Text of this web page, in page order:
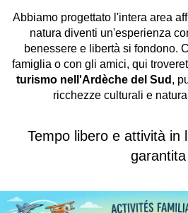
Abbiamo progettato l'intera area
natura diventi un'esperienza
benessere e libertà si fondono.
famiglia o con gli amici, qui
turismo nell'Ardèche del Sud ,
ricchezze culturali e
Tempo libero e attività in
garantita